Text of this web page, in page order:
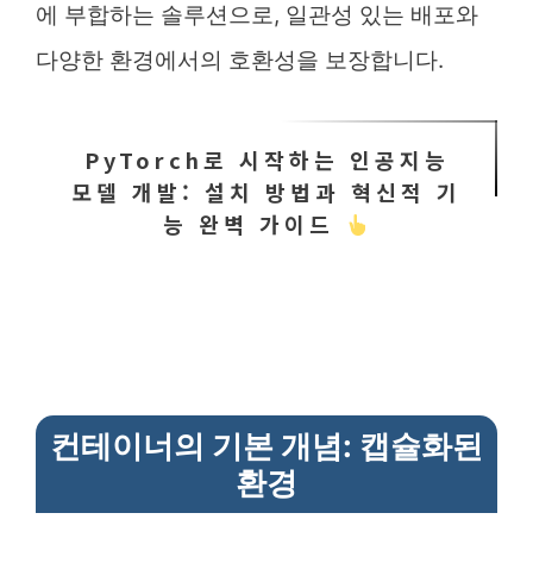
에 부합하는 솔루션으로, 일관성 있는 배포와
다양한 환경에서의 호환성을 보장합니다.
PyTorch로 시작하는 인공지능
모델 개발: 설치 방법과 혁신적 기
능 완벽 가이드
컨테이너의 기본 개념: 캡슐화된
환경